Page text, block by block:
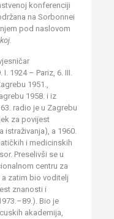
konferenciji
na Sorbonnei
pod naslovom
1924 – Pariz, 6. III.
1951.,
1958. i iz
radio je u Zagrebu
za povijest
istraživanja), a 1960.
i medicinskih
Preselivši se u
centru za
a zatim bio voditelj
znanosti i
Bio je
akademija,